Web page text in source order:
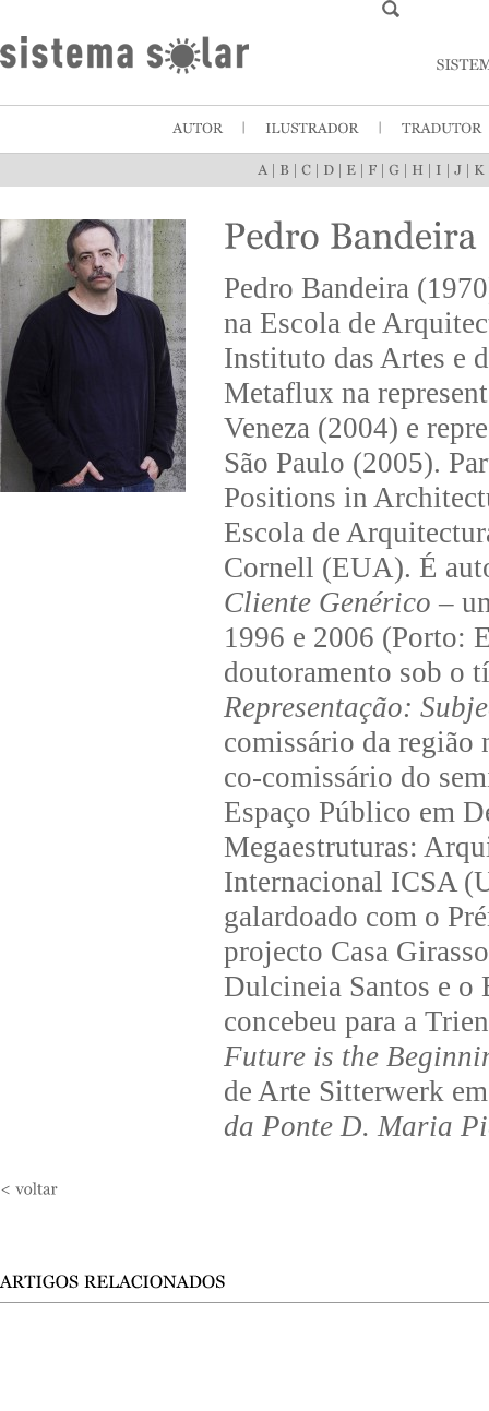
Pedro Bandeira
na Escola de
Instituto das Artes e
Metaflux na
Veneza (2004) e
São Paulo (2005).
Positions in
Escola de
Cornell (EUA). É
Cliente Genérico –
1996 e 2006 (Porto:
doutoramento sob o
Representação:
comissário da região
co-comissário do
Espaço Público em
Megaestruturas:
Internacional ICSA
galardoado com o
projecto Casa
Dulcineia Santos e o
concebeu para a
Future is the
de Arte Sitterwerk
da Ponte D. Maria